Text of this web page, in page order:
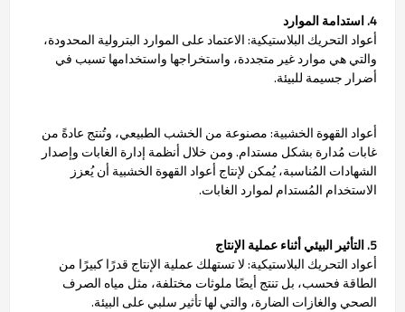
4. استدامة الموارد
أعواد التحريك البلاستيكية: الاعتماد على الموارد البترولية المحدودة،
والتي هي موارد غير متجددة، واستخراجها واستخدامها تسبب في
أضرار جسيمة للبيئة.
أعواد القهوة الخشبية: مصنوعة من الخشب الطبيعي، وتُنتج عادةً من
غابات مُدارة بشكل مستدام. ومن خلال أنظمة إدارة الغابات وإصدار
الشهادات المُناسبة، يُمكن لإنتاج أعواد القهوة الخشبية أن يُعزز
الاستخدام المُستدام لموارد الغابات.
5. التأثير البيئي أثناء عملية الإنتاج
أعواد التحريك البلاستيكية: لا تستهلك عملية الإنتاج قدرًا كبيرًا من
الطاقة فحسب، بل تنتج أيضًا ملوثات مختلفة، مثل مياه الصرف
الصحي والغازات الضارة، والتي لها تأثير سلبي على البيئة.